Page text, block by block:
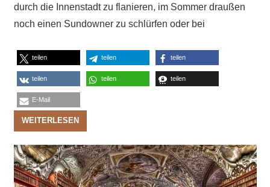
durch die Innenstadt zu flanieren, im Sommer draußen
noch einen Sundowner zu schlürfen oder bei
teilen teilen teilen
teilen teilen teilen
E-Mail
WEITERLESEN